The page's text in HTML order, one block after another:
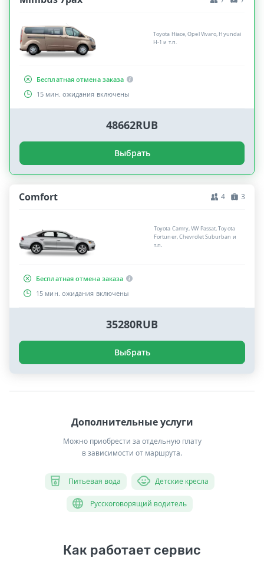
Toyota Hiace, Opel Vivaro, Hyundai
H-1 и т.п.
Бесплатная отмена заказа
15 мин. ожидания включены
48662RUB
Выбрать
Comfort 4 3
Toyota Camry, VW Passat, Toyota
Fortuner, Chevrolet Suburban и
т.п.
Бесплатная отмена заказа
15 мин. ожидания включены
35280RUB
Выбрать
Дополнительные услуги
Можно приобрести за отдельную плату
в зависимости от маршрута.
Питьевая вода Детские кресла
Русскоговорящий водитель
Как работает сервис